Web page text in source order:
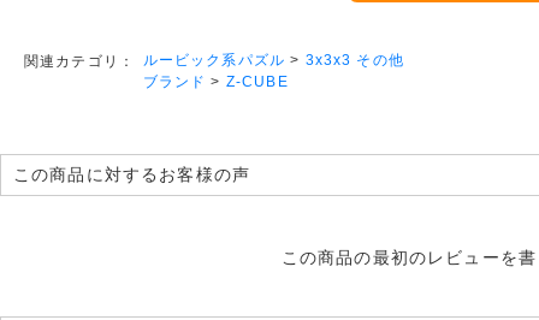
関連カテゴリ： ルービック系パズル > 3x3x3 その他
ブランド > Z-CUBE
この商品に対するお客様の声
この商品の最初のレビューを